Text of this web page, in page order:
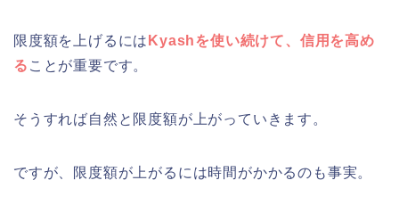
限度額を上げるには Kyashを使い続けて、信用を高め
る ことが重要です。
そうすれば自然と限度額が上がっていきます。
ですが、限度額が上がるには時間がかかるのも事実。